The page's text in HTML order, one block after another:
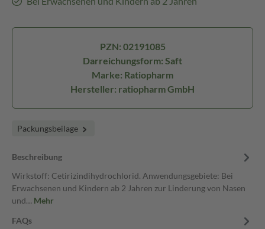
PZN: 02191085
Darreichungsform: Saft
Marke: Ratiopharm
Hersteller: ratiopharm GmbH
Packungsbeilage
Beschreibung
Wirkstoff: Cetirizindihydrochlorid. Anwendungsgebiete: Bei
Erwachsenen und Kindern ab 2 Jahren zur Linderung von Nasen
und… Mehr
FAQs